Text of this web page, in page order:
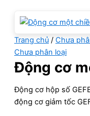
Trang chủ / Chưa
Chưa phân loại
Động cơ
Động cơ hộp số
động cơ giảm tốc